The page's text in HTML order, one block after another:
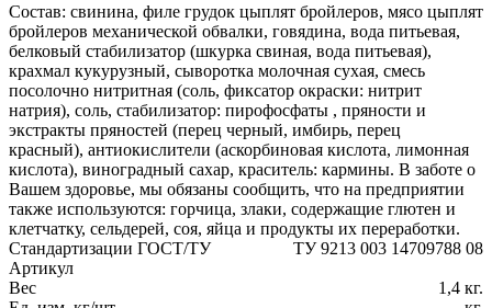
Состав: свинина, филе грудок цыплят бройлеров, мясо цыплят
бройлеров механической обвалки, говядина, вода питьевая,
белковый стабилизатор (шкурка свиная, вода питьевая),
крахмал кукурузный, сыворотка молочная сухая, смесь
посолочно нитритная (соль, фиксатор окраски: нитрит
натрия), соль, стабилизатор: пирофосфаты , пряности и
экстракты пряностей (перец черный, имбирь, перец
красный), антиокислители (аскорбиновая кислота, лимонная
кислота), виноградный сахар, краситель: кармины. В заботе о
Вашем здоровье, мы обязаны сообщить, что на предприятии
также используются: горчица, злаки, содержащие глютен и
клетчатку, сельдерей, соя, яйца и продукты их переработки.
Стандартизации ГОСТ/ТУ
ТУ 9213 003 14709788 08
Артикул
Вес
1,4 кг.